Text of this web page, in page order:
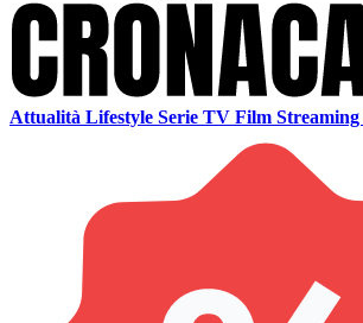
Attualità Lifestyle Serie TV Film Streaming